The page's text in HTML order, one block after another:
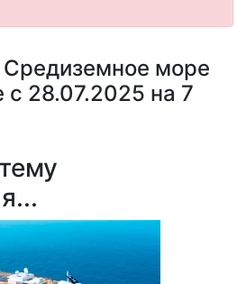
море
с 28.07.2025 на 7